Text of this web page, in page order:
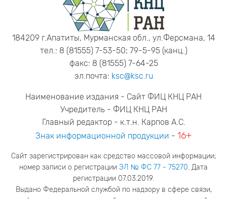
184209 г.Апатиты, Мурманская обл., ул.Ферсмана, 14
тел.: 8 (81555) 7-53-50; 79-5-95 (канц.)
факс: 8 (81555) 7-64-25
эл.почта: ksc@ksc.ru
Наименование издания - Сайт ФИЦ КНЦ РАН
Учредитель - ФИЦ КНЦ РАН
Главный редактор - к.т.н. Карпов А.С.
Знак информационной продукции - 16+
Сайт зарегистрирован как средство массовой информации;
номер записи о регистрации ЭЛ № ФС 77 - 75270. Дата
регистрации 07.03.2019.
Выдано Федеральной службой по надзору в сфере связи,